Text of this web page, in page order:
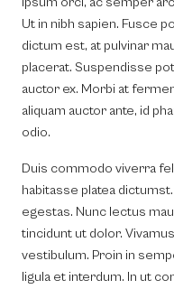
Ut in nibh sapien. Fusce
dictum est, at pulvinar
placerat. Suspendisse
auctor ex. Morbi at
aliquam auctor ante, id
odio.
Duis commodo viverra
habitasse platea
egestas. Nunc lectus
tincidunt ut dolor.
vestibulum. Proin in
ligula et interdum. In ut